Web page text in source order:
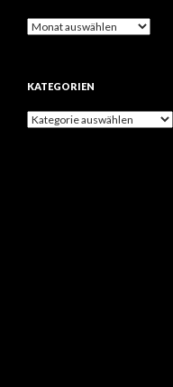
A
i
e
KATEGORIEN
K